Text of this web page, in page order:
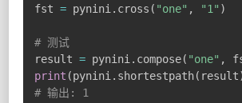
fst = pynini. cross ( "one" , "1" )
# 测试
result = pynini. compose( "one" ,
print (pynini. shortestpath( result
# 输出: 1